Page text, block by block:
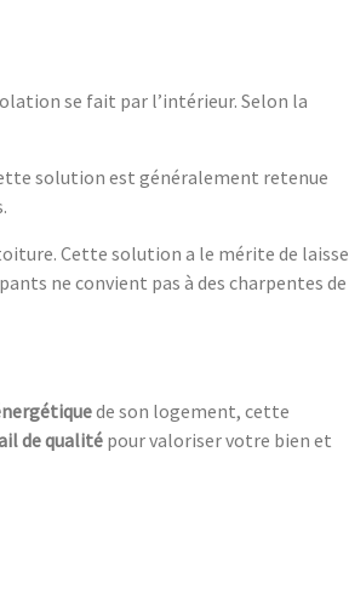
se fait par l’intérieur. Selon la
solution est généralement retenue
Cette solution a le mérite de
ne convient pas à des charpentes de
de son logement, cette
de qualité pour valoriser votre bien et